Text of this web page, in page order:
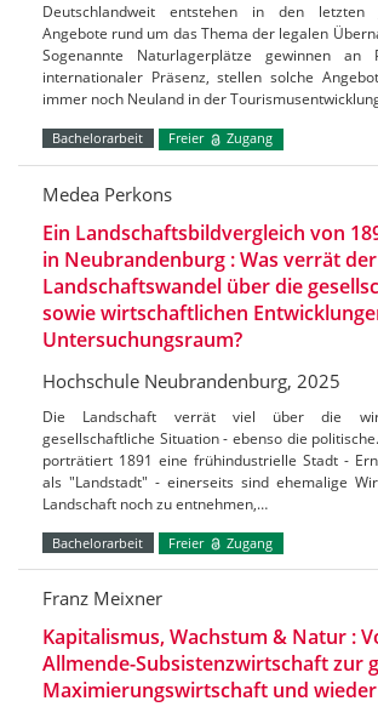
Deutschlandweit entstehen in den letzten
Angebote rund um das Thema der legalen
Sogenannte Naturlagerplätze gewinnen an
internationaler Präsenz, stellen solche
immer noch Neuland in der
Bachelorarbeit Freier Zugang
Medea Perkons
Ein Landschaftsbildvergleich von
in Neubrandenburg : Was verrät der
Landschaftswandel über die
sowie wirtschaftlichen
Untersuchungsraum?
Hochschule Neubrandenburg, 2025
Die Landschaft verrät viel über die
gesellschaftliche Situation - ebenso die
porträtiert 1891 eine frühindustrielle Stadt -
als "Landstadt" - einerseits sind ehemalige
Landschaft noch zu entnehmen,…
Bachelorarbeit Freier Zugang
Franz Meixner
Kapitalismus, Wachstum & Natur :
Allmende-Subsistenzwirtschaft zur
Maximierungswirtschaft und